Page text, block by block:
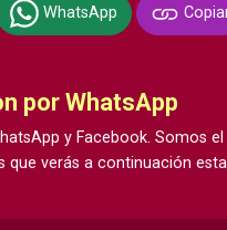
WhatsApp
por WhatsApp
y Facebook. Somos
verás a continuación